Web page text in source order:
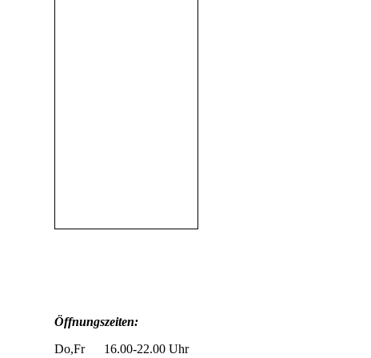
Öffnungszeiten:
Do,Fr 16.00-22.00 Uhr